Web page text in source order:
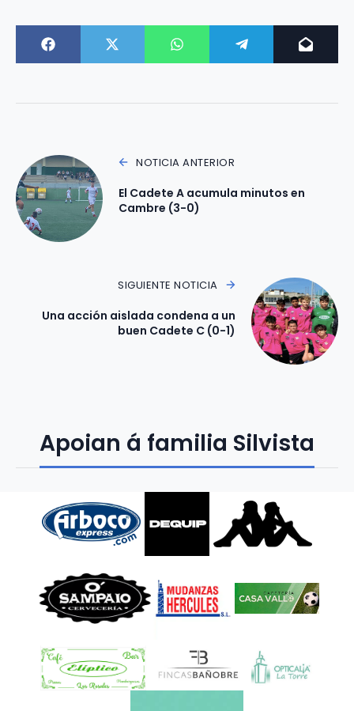
NOTICIA ANTERIOR
El Cadete A acumula minutos en
Cambre (3-0)
SIGUIENTE NOTICIA
Una acción aislada condena a un
buen Cadete C (0-1)
Apoian á familia Silvista